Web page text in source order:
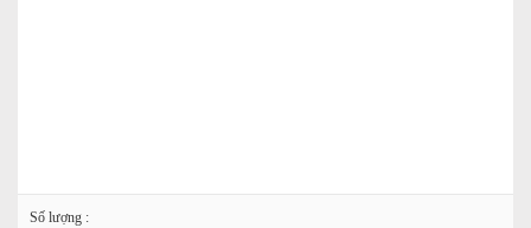
Số lượng :